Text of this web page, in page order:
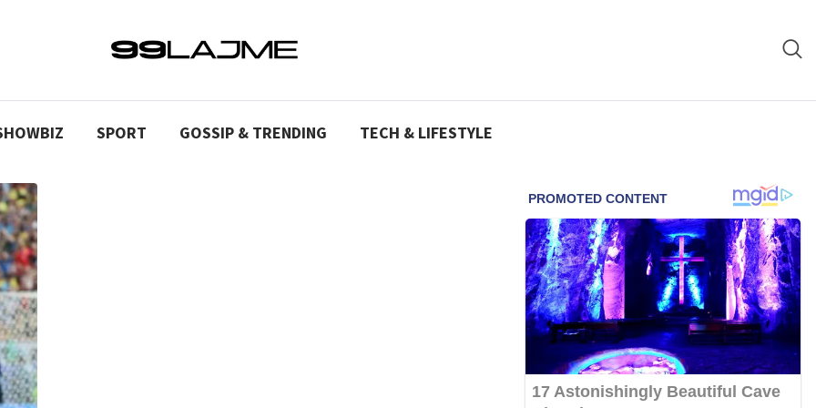
SPORT GOSSIP & TRENDING TECH & LIFESTYLE